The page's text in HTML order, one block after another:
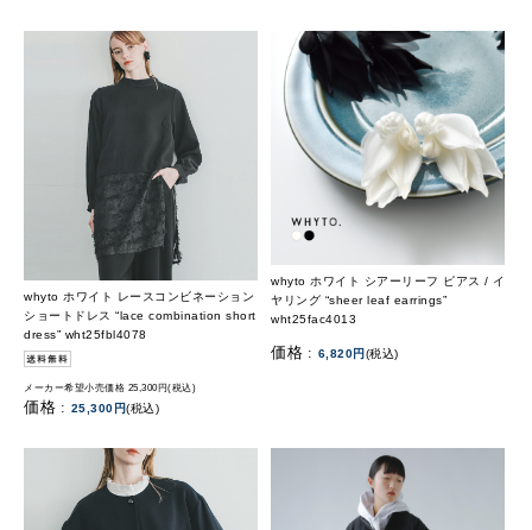
whyto ホワイト レースコンビネーション
ショートドレス “lace combination short
dress” wht25fbl4078
メーカー希望小売価格 25,300円(税込)
価格 : 25,300円(税込)
whyto ホワイト シアーリーフ ピアス / イ
ヤリング “sheer leaf earrings”
wht25fac4013
価格 : 6,820円(税込)